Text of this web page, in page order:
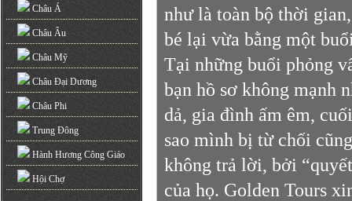
Châu Á
Châu Âu
Châu Mỹ
Châu Đại Dương
Châu Phi
Trung Đông
Hành Hương Công Giáo
Hội Chợ
như là toàn bộ thời
bé lại vừa bằng một
Tại những buổi phỏng
bạn hồ sơ không mạnh
dả, gia đình ấm êm,
sao mình bị từ chối
không trả lời, bởi
của họ. Golden Tours